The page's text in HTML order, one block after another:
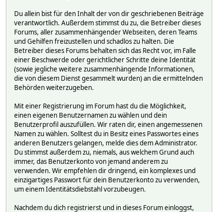
Du allein bist für den Inhalt der von dir geschriebenen Beiträge
verantwortlich. Außerdem stimmst du zu, die Betreiber dieses
Forums, aller zusammenhängender Webseiten, deren Teams
und Gehilfen freizustellen und schadlos zu halten. Die
Betreiber dieses Forums behalten sich das Recht vor, im Falle
einer Beschwerde oder gerichtlicher Schritte deine Identität
(sowie jegliche weitere zusammenhängende Informationen,
die von diesem Dienst gesammelt wurden) an die ermittelnden
Behörden weiterzugeben.
Mit einer Registrierung im Forum hast du die Möglichkeit,
einen eigenen Benutzernamen zu wählen und dein
Benutzerprofil auszufüllen. Wir raten dir, einen angemessenen
Namen zu wählen. Solltest du in Besitz eines Passwortes eines
anderen Benutzers gelangen, melde dies dem Administrator.
Du stimmst außerdem zu, niemals, aus welchem Grund auch
immer, das Benutzerkonto von jemand anderem zu
verwenden. Wir empfehlen dir dringend, ein komplexes und
einzigartiges Passwort für dein Benutzerkonto zu verwenden,
um einem Identitätsdiebstahl vorzubeugen.
Nachdem du dich registrierst und in dieses Forum einloggst,